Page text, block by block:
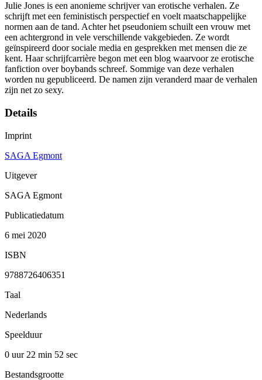
Julie Jones is een anonieme schrijver van erotische verhalen. Ze
schrijft met een feministisch perspectief en voelt maatschappelijke
normen aan de tand. Achter het pseudoniem schuilt een vrouw met
een achtergrond in vele verschillende vakgebieden. Ze wordt
geïnspireerd door sociale media en gesprekken met mensen die ze
kent. Haar schrijfcarrière begon met een blog waarvoor ze erotische
fanfiction over boybands schreef. Sommige van deze verhalen
worden nu gepubliceerd. De namen zijn veranderd maar de verhalen
zijn net zo sexy.
Details
Imprint
SAGA Egmont
Uitgever
SAGA Egmont
Publicatiedatum
6 mei 2020
ISBN
9788726406351
Taal
Nederlands
Speelduur
0 uur 22 min 52 sec
Bestandsgrootte